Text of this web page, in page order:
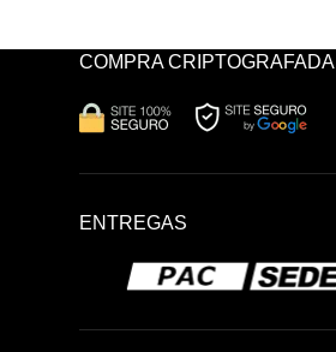
COMPRA CRIPTOGRAFADA
ENTREGAS